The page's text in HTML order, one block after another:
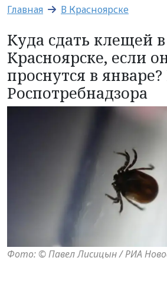
Главная В Красноярске
Куда сдать клещей в
Красноярске, если
проснутся в
Роспотребнадзора
Фото: © Павел Лисицын / РИА